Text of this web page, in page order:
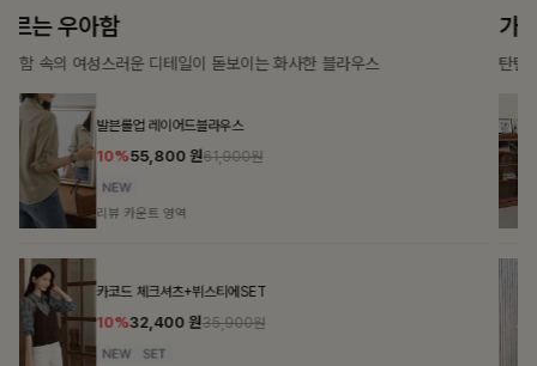
가벼운 계절감
탄탄한 소재와 깔끔한 핏, 매일 손이 가는 데일리 티셔츠
톡애플 배색티셔츠
10%15,900원17,600원
리뷰 카운트 영역
17,900